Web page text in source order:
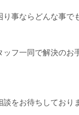
事ならどんな事で
ッフ一同で解決のお
をお待ちしており